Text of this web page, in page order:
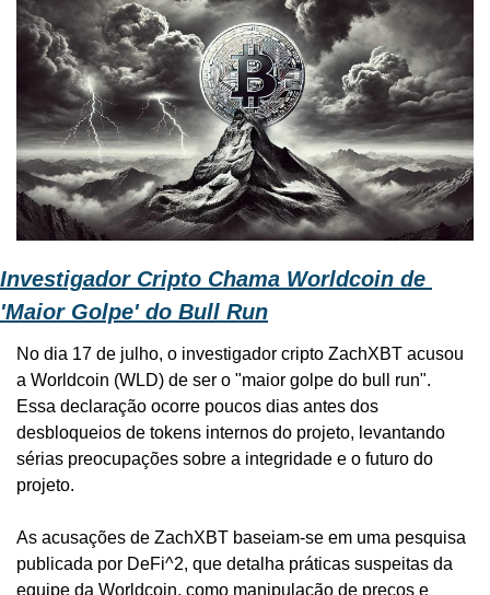
Investigador Cripto Chama Worldcoin de
'Maior Golpe' do Bull Run
No dia 17 de julho, o investigador cripto ZachXBT acusou
a Worldcoin (WLD) de ser o "maior golpe do bull run".
Essa declaração ocorre poucos dias antes dos
desbloqueios de tokens internos do projeto, levantando
sérias preocupações sobre a integridade e o futuro do
projeto.
As acusações de ZachXBT baseiam-se em uma pesquisa
publicada por DeFi^2, que detalha práticas suspeitas da
equipe da Worldcoin, como manipulação de preços e